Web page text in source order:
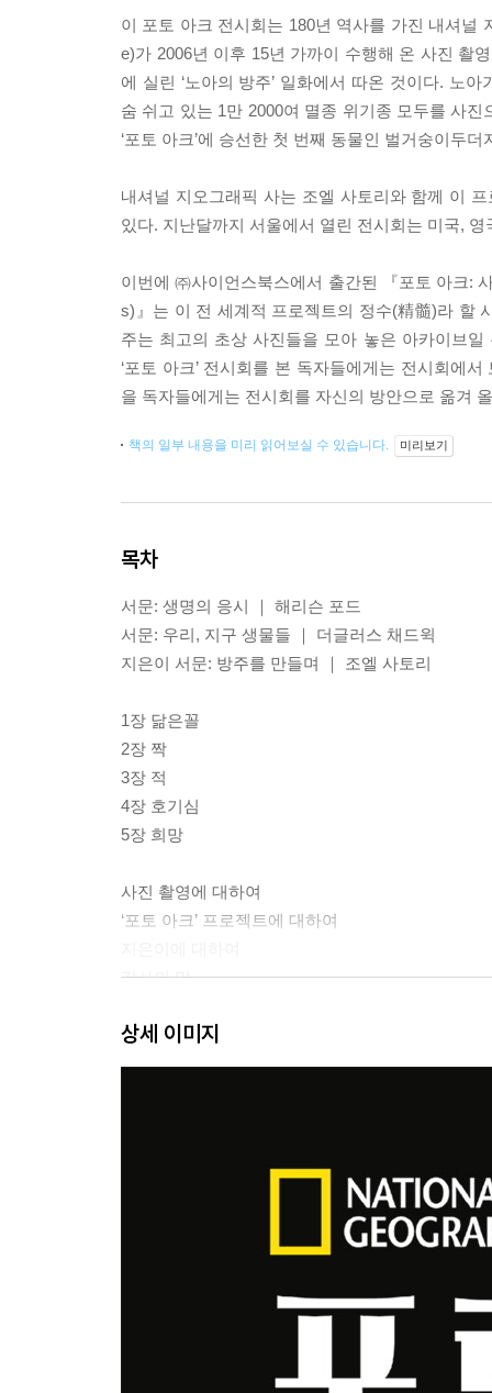
이 포토 아크 전시회는 180년 역사를 가진 내셔널
e)가 2006년 이후 15년 가까이 수행해 온 사진 촬
에 실린 ‘노아의 방주’ 일화에서 따온 것이다. 노
숨 쉬고 있는 1만 2000여 멸종 위기종 모두를 사
‘포토 아크’에 승선한 첫 번째 동물인 벌거숭이두
내셔널 지오그래픽 사는 조엘 사토리와 함께 이
있다. 지난달까지 서울에서 열린 전시회는 미국,
이번에 ㈜사이언스북스에서 출간된 『포토 아크:
s)』는 이 전 세계적 프로젝트의 정수(精髓)라 할
주는 최고의 초상 사진들을 모아 놓은 아카이브
‘포토 아크’ 전시회를 본 독자들에게는 전시회에
을 독자들에게는 전시회를 자신의 방안으로 옮겨
책의 일부 내용을 미리 읽어보실 수 있습니다. 미리보기
목차
서문: 생명의 응시 ｜ 해리슨 포드
서문: 우리, 지구 생물들 ｜ 더글러스 채드윅
지은이 서문: 방주를 만들며 ｜ 조엘 사토리
1장 닮은꼴
2장 짝
3장 적
4장 호기심
5장 희망
사진 촬영에 대하여
‘포토 아크’ 프로젝트에 대하여
감사의 말
상세 이미지